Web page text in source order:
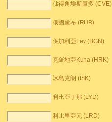
佛得角埃斯庫多 (CVE)
俄國盧布 (RUB)
保加利亞Lev (BGN)
克羅地亞Kuna (HRK)
冰島克朗 (ISK)
利比亞丁那 (LYD)
利比里亞元 (LRD)